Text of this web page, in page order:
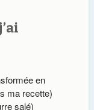
en
ma recette)
salé)